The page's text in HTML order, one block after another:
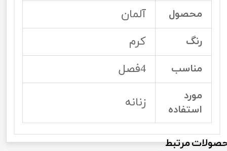
محصول آلمان
رنگ کرم
مناسب 4فصل
مورد
استفاده
زنانه
مرتبط